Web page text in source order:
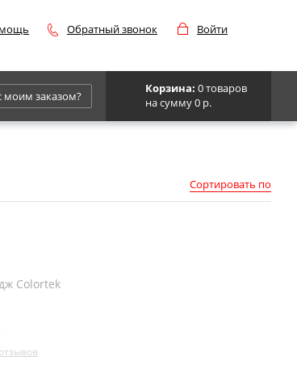
Обратный звонок Войти
машины
моим заказом?
Корзина: 0 товаров
на сумму 0 р.
Сортировать по
Colortek